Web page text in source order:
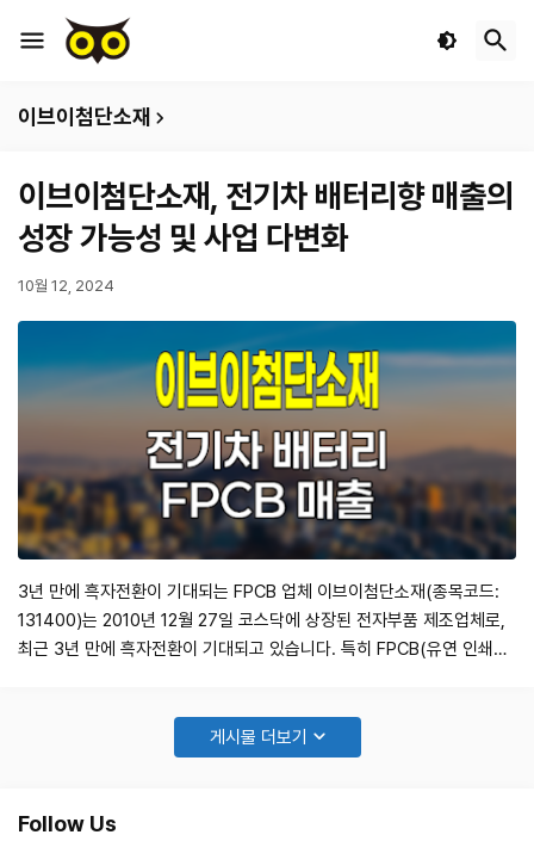
이브이첨단소재
이브이첨단소재, 전기차 배터리향 매출의
성장 가능성 및 사업 다변화
10월 12, 2024
3년 만에 흑자전환이 기대되는 FPCB 업체 이브이첨단소재(종목코드:
131400)는 2010년 12월 27일 코스닥에 상장된 전자부품 제조업체로,
최근 3년 만에 흑자전환이 기대되고 있습니다. 특히 FPCB(유연 인쇄회
합니다. 이 포스팅에서는 이브이첨단소재의 최근 실적과 전망, 그리고 투
게시물 더보기
Follow Us